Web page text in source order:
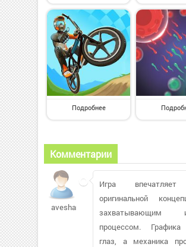
Подробнее
Комментарии
aveshamano139
Игра
оригинальной
захватывающим
процессом.
глаз, а механика